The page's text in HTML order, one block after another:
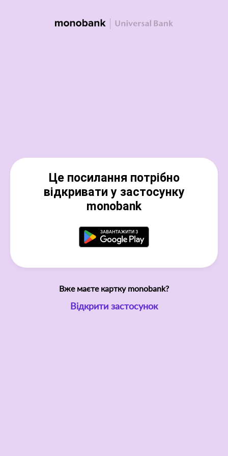
Це посилання потрібно
відкривати у застосунку
monobank
Вже маєте картку monobank?
Відкрити застосунок